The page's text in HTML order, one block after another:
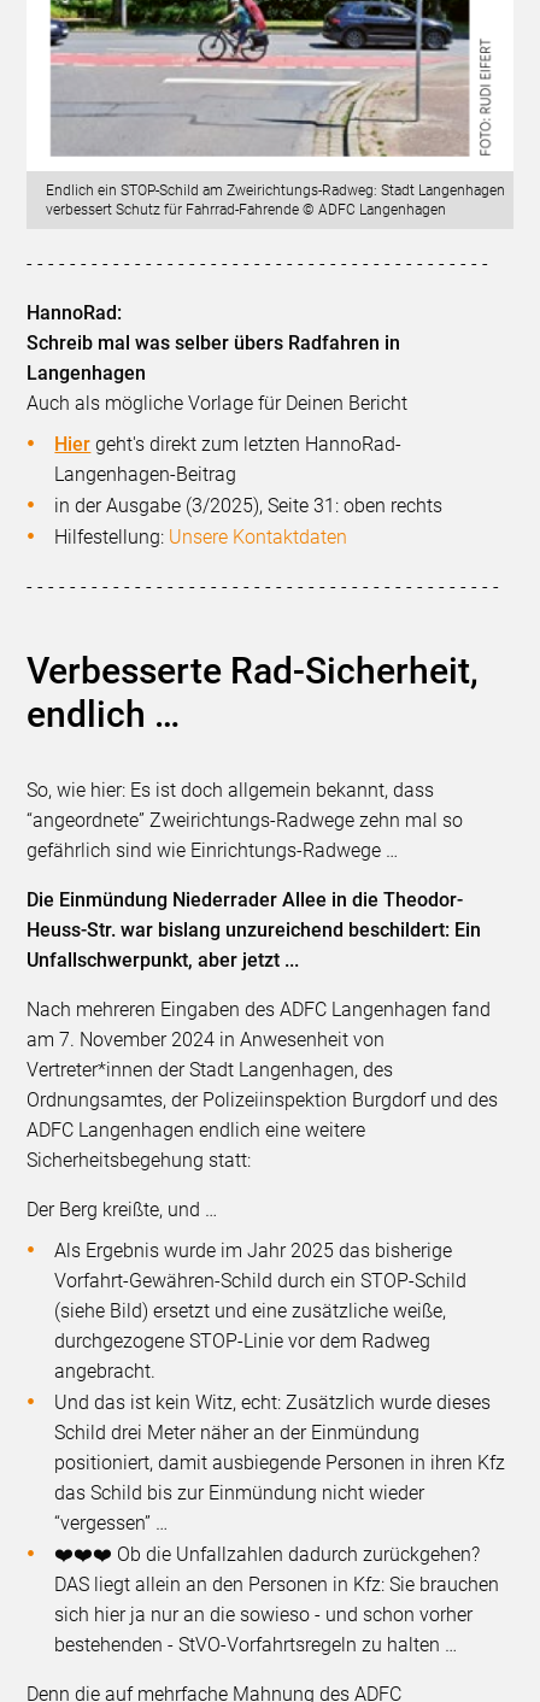
Endlich ein STOP-Schild am Zweirichtungs-Radweg: Stadt Langenhagen
verbessert Schutz für Fahrrad-Fahrende © ADFC Langenhagen
- - - - - - - - - - - - - - - - - - - - - - - - - - - - - - - - - - - - - - - - - - -
HannoRad:
Schreib mal was selber übers Radfahren in
Langenhagen
Auch als mögliche Vorlage für Deinen Bericht
Hier geht's direkt zum letzten HannoRad-
Langenhagen-Beitrag
in der Ausgabe (3/2025), Seite 31: oben rechts
Hilfestellung: Unsere Kontaktdaten
- - - - - - - - - - - - - - - - - - - - - - - - - - - - - - - - - - - - - - - - - - - -
Verbesserte Rad-Sicherheit,
endlich …
So, wie hier: Es ist doch allgemein bekannt, dass
“angeordnete” Zweirichtungs-Radwege zehn mal so
gefährlich sind wie Einrichtungs-Radwege …
Die Einmündung Niederrader Allee in die Theodor-
Heuss-Str. war bislang unzureichend beschildert: Ein
Unfallschwerpunkt, aber jetzt ...
Nach mehreren Eingaben des ADFC Langenhagen fand
am 7. November 2024 in Anwesenheit von
Vertreter*innen der Stadt Langenhagen, des
Ordnungsamtes, der Polizeiinspektion Burgdorf und des
ADFC Langenhagen endlich eine weitere
Sicherheitsbegehung statt:
Der Berg kreißte, und …
Als Ergebnis wurde im Jahr 2025 das bisherige
Vorfahrt-Gewähren-Schild durch ein STOP-Schild
(siehe Bild) ersetzt und eine zusätzliche weiße,
durchgezogene STOP-Linie vor dem Radweg
angebracht.
Und das ist kein Witz, echt: Zusätzlich wurde dieses
Schild drei Meter näher an der Einmündung
positioniert, damit ausbiegende Personen in ihren Kfz
das Schild bis zur Einmündung nicht wieder
“vergessen” …
❤️❤️❤️ Ob die Unfallzahlen dadurch zurückgehen?
DAS liegt allein an den Personen in Kfz: Sie brauchen
sich hier ja nur an die sowieso - und schon vorher
bestehenden - StVO-Vorfahrtsregeln zu halten …
Denn die auf mehrfache Mahnung des ADFC